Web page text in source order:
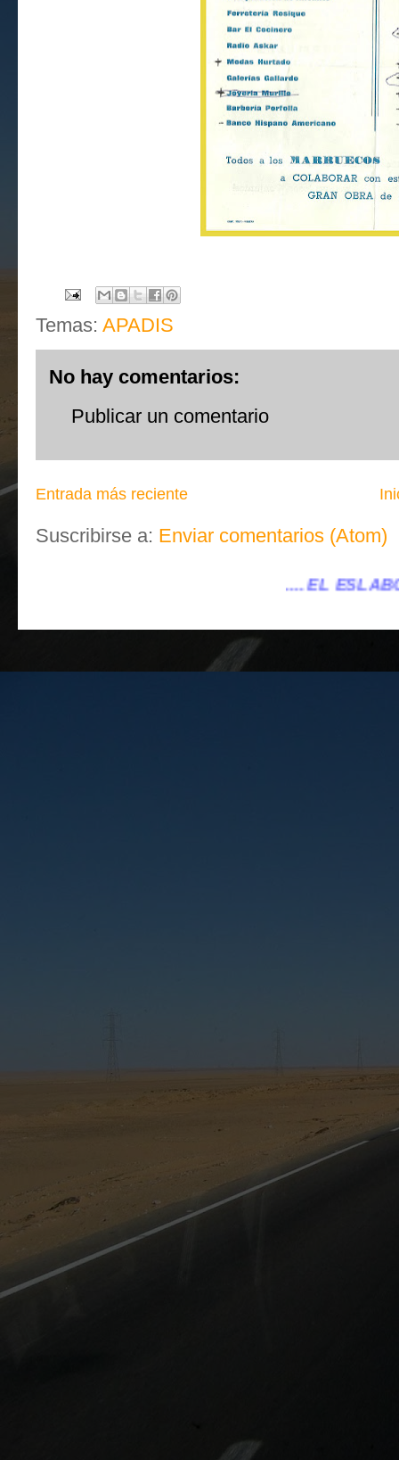
Temas: APADIS
No hay comentarios:
Publicar un comentario
Entrada más reciente
Suscribirse a: Enviar comentarios (Atom)
.... EL ESLABÓN VILLENA ...